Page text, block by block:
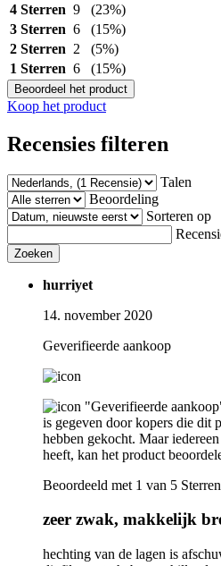
4 Sterren 9
(23%)
3 Sterren 6
(15%)
2 Sterren 2
(5%)
1 Sterren 6 (15%)
Beoordeel het product
Koop het product
Recensies filteren
Talen
Beoordeling
Sorteren op
Zoeken
hurriyet
14. november 2020
Geverifieerde aankoop
"Geverifieerde
is gegeven door kopers die dit
hebben gekocht. Maar
heeft, kan het product
Beoordeeld met 1 van 5
zeer zwak, makkelijk
hechting van de lagen is